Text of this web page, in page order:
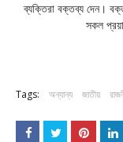
ব্যক্তিরা বক্তব্য দেন।
সকল
Tags: অন্যান্য জাতীয়